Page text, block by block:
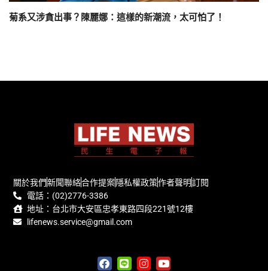
菊系又涉貪出事？陳麗娜：這樣的新潮流，太可怕了！
關於我們新聞聯絡合作提案隱私權政策作者聲明訂閱
電話：(02)2776-3386
地址：台北市大安區忠孝東路四段221號12樓
lifenews.service@gmail.com